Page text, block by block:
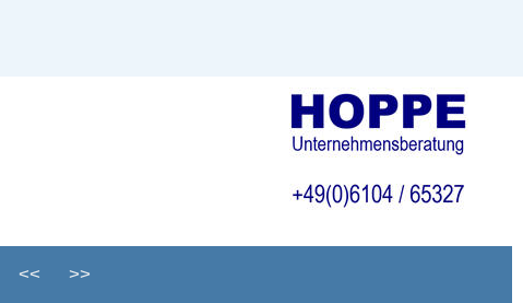
<< >>